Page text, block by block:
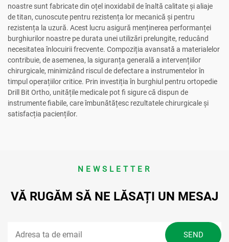
noastre sunt fabricate din oțel inoxidabil de înaltă calitate și aliaje
de titan, cunoscute pentru rezistența lor mecanică și pentru
rezistența la uzură. Acest lucru asigură menținerea performanței
burghiurilor noastre pe durata unei utilizări prelungite, reducând
necesitatea înlocuirii frecvente. Compoziția avansată a materialelor
contribuie, de asemenea, la siguranța generală a intervențiilor
chirurgicale, minimizând riscul de defectare a instrumentelor în
timpul operațiilor critice. Prin investiția în burghiul pentru ortopedie
Drill Bit Ortho, unitățile medicale pot fi sigure că dispun de
instrumente fiabile, care îmbunătățesc rezultatele chirurgicale și
satisfacția pacienților.
NEWSLETTER
VĂ RUGĂM SĂ NE LĂSAȚI UN MESAJ